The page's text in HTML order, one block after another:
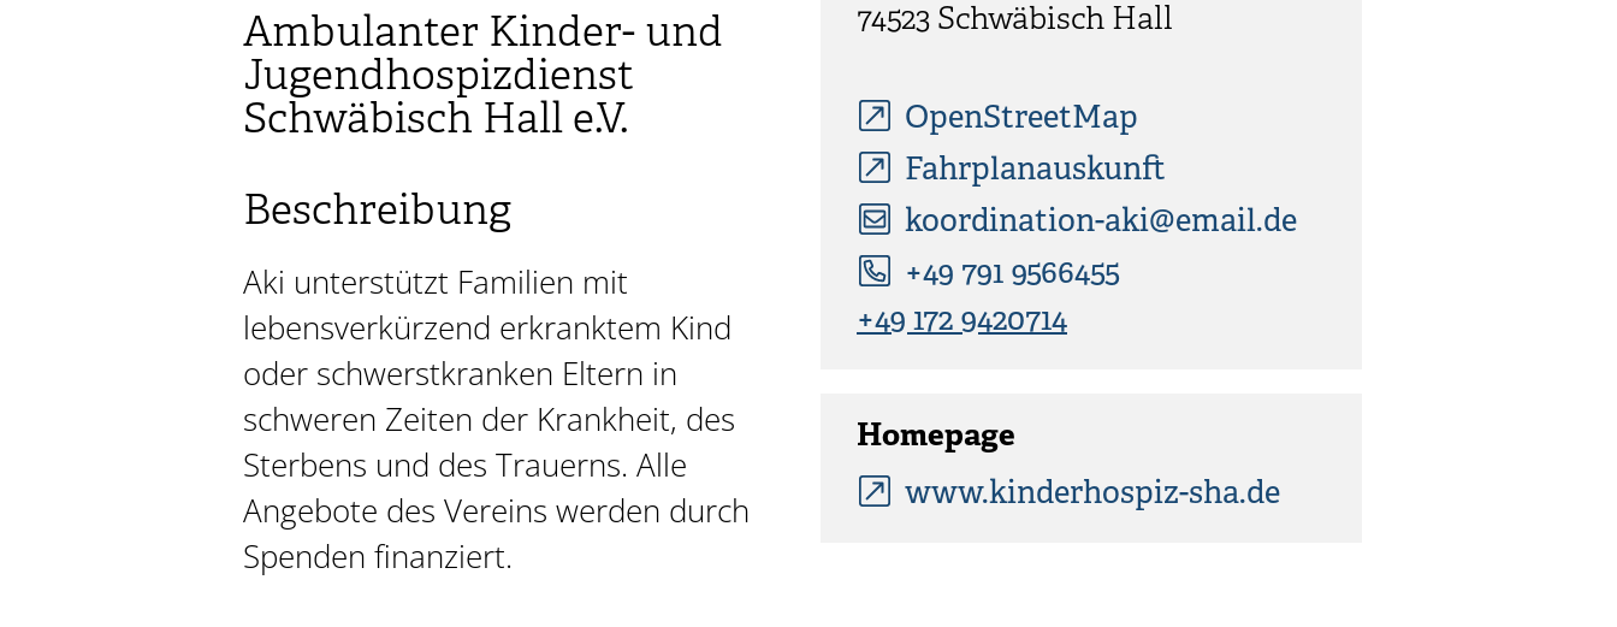
Ambulanter Kinder- und
Jugendhospizdienst
Schwäbisch Hall e.V.
Beschreibung
Aki unterstützt Familien mit
lebensverkürzend erkranktem Kind
oder schwerstkranken Eltern in
schweren Zeiten der Krankheit, des
Sterbens und des Trauerns. Alle
Angebote des Vereins werden durch
Spenden finanziert.
74523 Schwäbisch Hall
OpenStreetMap
Fahrplanauskunft
koordination-aki@email.de
+49 791 9566455
+49 172 9420714
Homepage
www.kinderhospiz-sha.de